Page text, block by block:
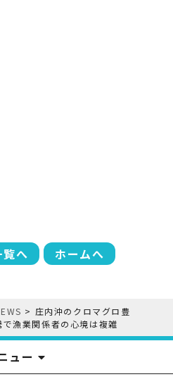
へ ホームへ
> 庄内沖のクロマグロ豊
漁業関係者の心境は複雑
ュー